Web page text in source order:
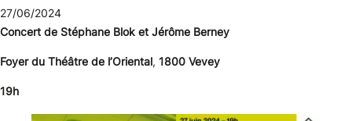
27/06/2024
Concert de Stéphane Blok et Jérôme Berney
Foyer du Théâtre de l’Oriental, 1800 Vevey
19h